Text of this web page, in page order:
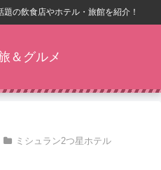
の飲食店やホテル・旅館を紹介！
＆グルメ
ミシュラン2つ星ホテル